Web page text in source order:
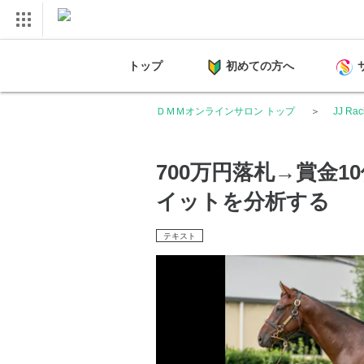
トップ 初めての方へ
ＤＭＭオンラインサロン トップ JJ
700万円落札→賞金
イットを分析する
テキスト